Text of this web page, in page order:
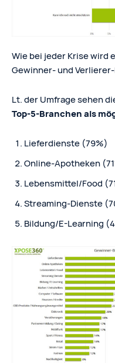
Wie bei jeder Krise wird
Gewinner- und
Lt. der Umfrage sehen
Top-5-Branchen als
Lieferdienste (79%)
Online-Apotheken
Lebensmittel/Food
Streaming-Dienste
Bildung/E-Learning